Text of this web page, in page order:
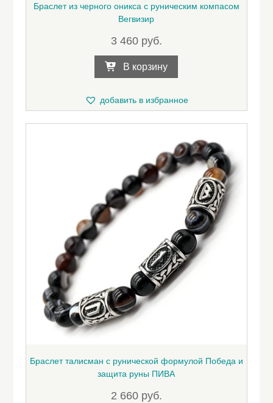
Браслет из черного оникса с руническим компасом
Вегвизир
3 460 руб.
В корзину
добавить в избранное
Браслет талисман с рунической формулой Победа и
защита руны ПИВА
2 660 руб.